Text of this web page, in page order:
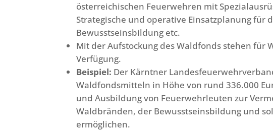
österreichischen Feuerwehren mit
Strategische und operative Einsatzplanung für
Bewusstseinsbildung etc.
Mit der Aufstockung des Waldfonds stehen
Verfügung.
Beispiel: Der Kärntner
Waldfondsmitteln in Höhe von rund 336.000
und Ausbildung von Feuerwehrleuten zur
Waldbränden, der Bewusstseinsbildung und
ermöglichen.